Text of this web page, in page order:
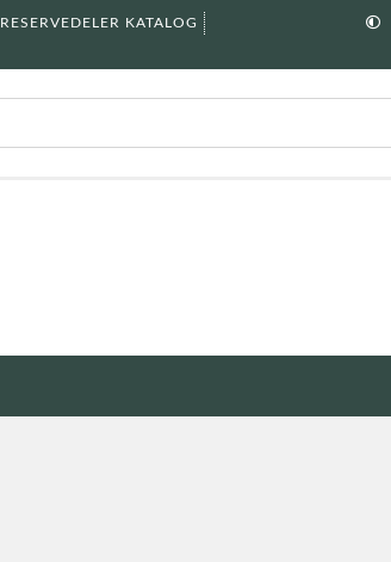
RESERVEDELER KATALOG